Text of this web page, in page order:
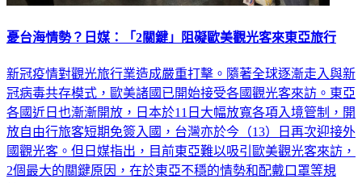
憂台海情勢？日媒：「2關鍵」阻礙歐美觀光客來東亞旅行
新冠疫情對觀光旅行業造成嚴重打擊。隨著全球逐漸走入與新
冠病毒共存模式，歐美諸國已開始接受各國觀光客來訪。東亞
各國近日也漸漸開放，日本於11日大幅放寬各項入境管制，開
放自由行旅客短期免簽入國，台灣亦於今（13）日再次迎接外
國觀光客。但日媒指出，目前東亞難以吸引歐美觀光客來訪，
2個最大的關鍵原因，在於東亞不穩的情勢和配戴口罩等規